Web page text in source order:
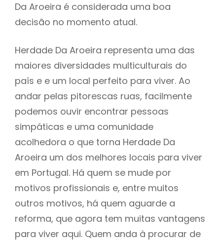
Da Aroeira é considerada uma boa
decisão no momento atual.
Herdade Da Aroeira representa uma das
maiores diversidades multiculturais do
país e e um local perfeito para viver. Ao
andar pelas pitorescas ruas, facilmente
podemos ouvir encontrar pessoas
simpáticas e uma comunidade
acolhedora o que torna Herdade Da
Aroeira um dos melhores locais para viver
em Portugal. Há quem se mude por
motivos profissionais e, entre muitos
outros motivos, há quem aguarde a
reforma, que agora tem muitas vantagens
para viver aqui. Quem anda à procurar de